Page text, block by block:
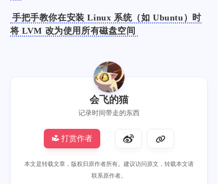
手把手教你在安装 Linux 系统（如 Ubuntu）时
将 LVM 改为使用所有磁盘空间
会飞的猫
记录时间带走的东西
打赏作者
本文是转载文章，版权归原作者所有。建议访问原文，转载本文请
联系原作者。